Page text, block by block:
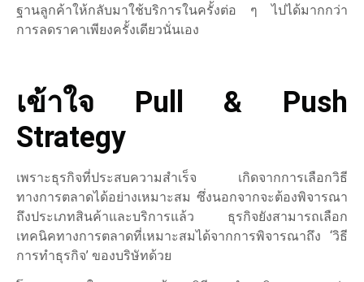
ฐานลูกค้าให้กลับมาใช้บริการในครั้งต่อ ๆ ไปได้มากกว่า
การลดราคาเพียงครั้งเดียวนั่นเอง
เข้าใจ Pull & Push
Strategy
เพราะธุรกิจที่ประสบความสำเร็จ เกิดจากการเลือกวิธี
ทางการตลาดได้อย่างเหมาะสม ซึ่งนอกจากจะต้องพิจารณา
ถึงประเภทสินค้าและบริการแล้ว ธุรกิจยังสามารถเลือก
เทคนิคทางการตลาดที่เหมาะสมได้จากการพิจารณาถึง ‘วิธี
การทำธุรกิจ’ ของบริษัทด้วย